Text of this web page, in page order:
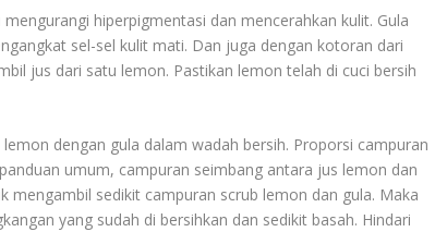
hiperpigmentasi dan mencerahkan kulit. Gula
sel-sel kulit mati. Dan juga dengan kotoran dari
jus dari satu lemon. Pastikan lemon telah di cuci bersih
dengan gula dalam wadah bersih. Proporsi campuran
umum, campuran seimbang antara jus lemon dan
mengambil sedikit campuran scrub lemon dan gula. Maka
yang sudah di bersihkan dan sedikit basah. Hindari